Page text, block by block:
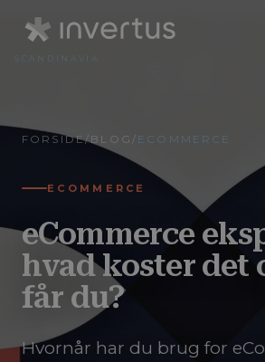
SCANDINAVIA
EN Engelsk
FORSIDE/BLOG / ECOMMERCE
ECOMMERCE
eCommerce
hvad koster det
får du?
Hvornår har du brug for